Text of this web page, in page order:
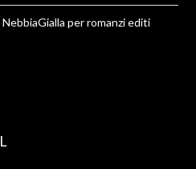
per romanzi editi